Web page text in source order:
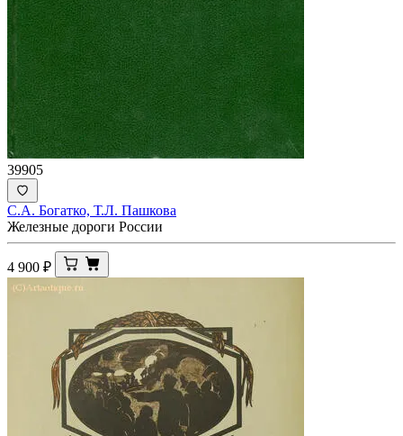
39905
С.А. Богатко, Т.Л. Пашкова
Железные дороги России
4 900 ₽